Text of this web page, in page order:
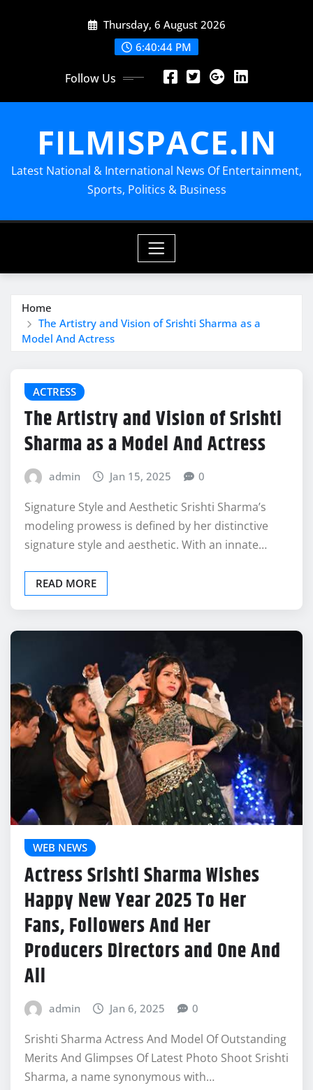
Thursday, 6 August 2026
6:40:44 PM
Follow Us
FILMISPACE.IN
Latest National & International News Of Entertainment,
Sports, Politics & Business
Home
The Artistry and Vision of Srishti Sharma as a
Model And Actress
ACTRESS
The Artistry and Vision of Srishti
Sharma as a Model And Actress
admin Jan 15, 2025 0
Signature Style and Aesthetic Srishti Sharma’s
modeling prowess is defined by her distinctive
signature style and aesthetic. With an innate…
READ MORE
WEB NEWS
Actress Srishti Sharma Wishes
Happy New Year 2025 To Her
Fans, Followers And Her
Producers Directors and One And
All
admin Jan 6, 2025 0
Srishti Sharma Actress And Model Of Outstanding
Merits And Glimpses Of Latest Photo Shoot Srishti
Sharma, a name synonymous with…